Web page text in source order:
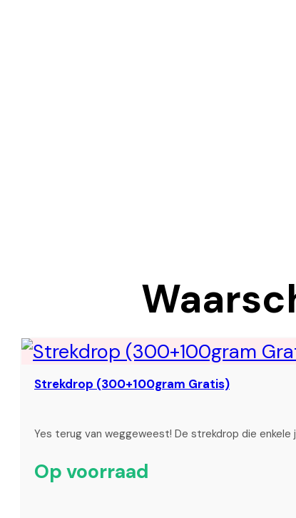
Strekdrop (300+100gram Gratis)
Yes terug van weggeweest! De strekdrop die enkele
Op voorraad